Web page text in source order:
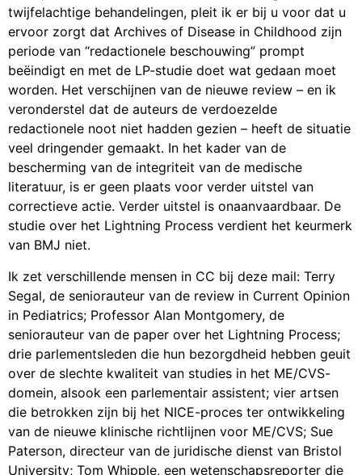
twijfelachtige behandelingen, pleit ik er bij u voor dat u
ervoor zorgt dat Archives of Disease in Childhood zijn
periode van “redactionele beschouwing” prompt
beëindigt en met de LP-studie doet wat gedaan moet
worden. Het verschijnen van de nieuwe review – en ik
veronderstel dat de auteurs de verdoezelde
redactionele noot niet hadden gezien – heeft de situatie
veel dringender gemaakt. In het kader van de
bescherming van de integriteit van de medische
literatuur, is er geen plaats voor verder uitstel van
correctieve actie. Verder uitstel is onaanvaardbaar. De
studie over het Lightning Process verdient het keurmerk
van BMJ niet.
Ik zet verschillende mensen in CC bij deze mail: Terry
Segal, de seniorauteur van de review in Current Opinion
in Pediatrics; Professor Alan Montgomery, de
seniorauteur van de paper over het Lightning Process;
drie parlementsleden die hun bezorgdheid hebben geuit
over de slechte kwaliteit van studies in het ME/CVS-
domein, alsook een parlementair assistent; vier artsen
die betrokken zijn bij het NICE-proces ter ontwikkeling
van de nieuwe klinische richtlijnen voor ME/CVS; Sue
Paterson, directeur van de juridische dienst van Bristol
University; Tom Whipple, een wetenschapsreporter die